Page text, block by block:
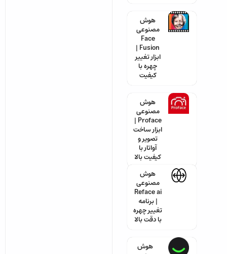
هوش
مصنوعی
Face
Fusion |
ابزار تغییر
چهره با
کیفیت
هوش
مصنوعی
Proface |
ابزار ساخت
تصویر و
آواتار با
کیفیت بالا
هوش
مصنوعی
Reface ai
| برنامه
تغییر چهره
با دقت بالا
هوش